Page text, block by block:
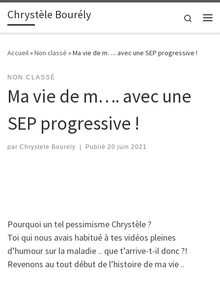
Passer au contenu
Chrystèle Bourély
Search
Accueil»Non classé »Ma vie de m…. avec une SEP progressive !
NON CLASSÉ
Ma vie de m…. avec une
SEP progressive !
par Chrystele Bourely | Publié 20 juin 2021
Pourquoi un tel pessimisme Chrystèle ?
Toi qui nous avais habitué à tes vidéos pleines
d’humour sur la maladie .. que t’arrive-t-il donc ?!
Revenons au tout début de l’histoire de ma vie ..